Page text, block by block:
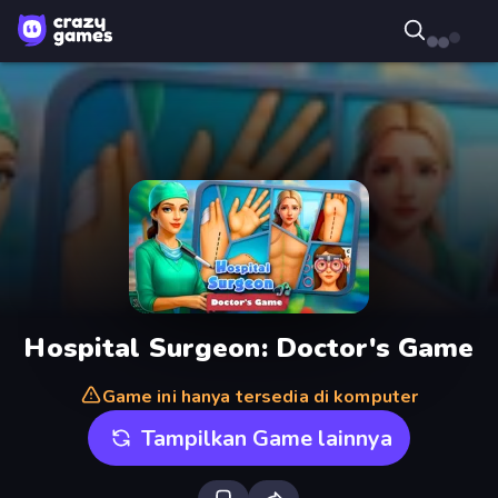
Hospital Surgeon: Doctor's Game
Game ini hanya tersedia di komputer
Tampilkan Game lainnya